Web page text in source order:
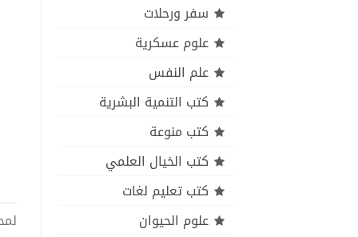
سفر ورحلات
علوم عسكرية
علم النفس
كتب التنمية البشرية
كتب منوعة
كتب الخيال العلمي
كتب تعليم لغات
علوم الحيوان